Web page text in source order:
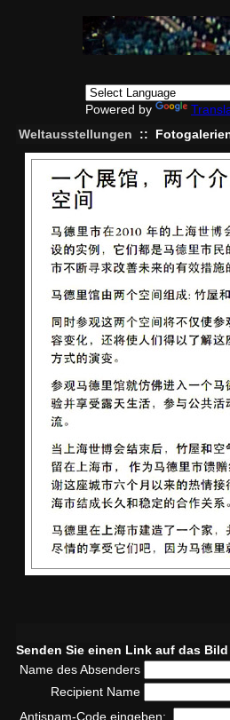
Powered by
Weltausstellungen
::
Senden Sie einen Link auf das
Name des Absenders
Recipient Name
Antispam-Code eingeben: